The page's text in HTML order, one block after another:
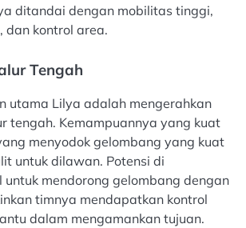
ditandai dengan mobilitas tinggi,
dan kontrol area.
Tengah
utama Lilya adalah mengerahkan
tengah. Kemampuannya yang kuat
menyodok gelombang yang kuat
untuk dilawan. Potensi di
mendorong gelombang dengan
timnya mendapatkan kontrol
dalam mengamankan tujuan.